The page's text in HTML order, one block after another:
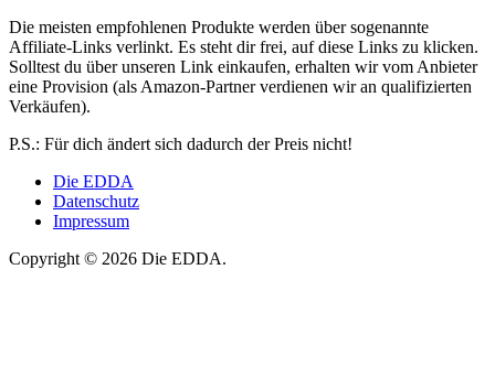
Die meisten empfohlenen Produkte werden über sogenannte
Affiliate-Links verlinkt. Es steht dir frei, auf diese Links zu klicken.
Solltest du über unseren Link einkaufen, erhalten wir vom Anbieter
eine Provision (als Amazon-Partner verdienen wir an qualifizierten
Verkäufen).
P.S.: Für dich ändert sich dadurch der Preis nicht!
Die EDDA
Datenschutz
Impressum
Copyright © 2026 Die EDDA.